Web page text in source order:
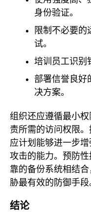
身份验证。
限制不必要的
试。
培训员工识别
部署信誉良好
决方案。
组织还应遵循最小
责所需的访问权限
应计划能够进一步
攻击的能力。预防
靠的备份系统相结
胁最有效的防御手段
结论